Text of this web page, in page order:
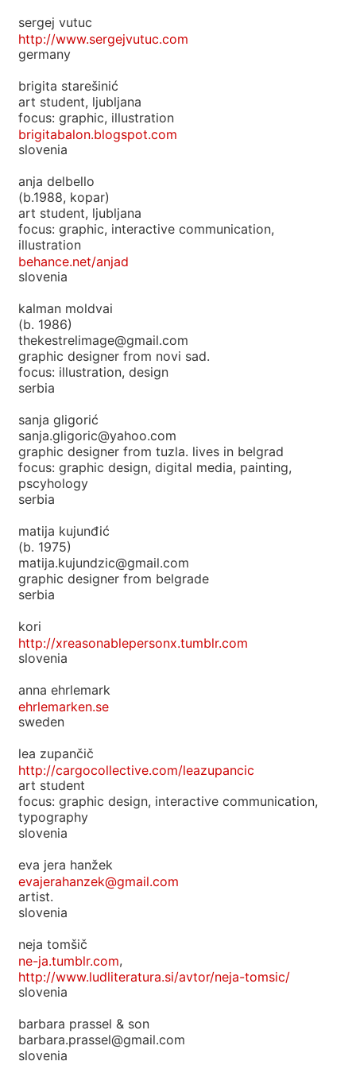
sergej vutuc
http://www.sergejvutuc.com
germany
brigita starešinić
art student, ljubljana
focus: graphic, illustration
brigitabalon.blogspot.com
slovenia
anja delbello
(b.1988, kopar)
art student, ljubljana
focus: graphic, interactive communication,
illustration
behance.net/anjad
slovenia
kalman moldvai
(b. 1986)
thekestrelimage@gmail.com
graphic designer from novi sad.
focus: illustration, design
serbia
sanja gligorić
sanja.gligoric@yahoo.com
graphic designer from tuzla. lives in belgrad
focus: graphic design, digital media, painting,
pscyhology
serbia
matija kujunđić
(b. 1975)
matija.kujundzic@gmail.com
graphic designer from belgrade
serbia
kori
http://xreasonablepersonx.tumblr.com
slovenia
anna ehrlemark
ehrlemarken.se
sweden
lea zupančič
http://cargocollective.com/leazupancic
art student
focus: graphic design, interactive communication,
typography
slovenia
eva jera hanžek
evajerahanzek@gmail.com
artist.
slovenia
neja tomšič
ne-ja.tumblr.com,
http://www.ludliteratura.si/avtor/neja-tomsic/
slovenia
barbara prassel & son
barbara.prassel@gmail.com
slovenia